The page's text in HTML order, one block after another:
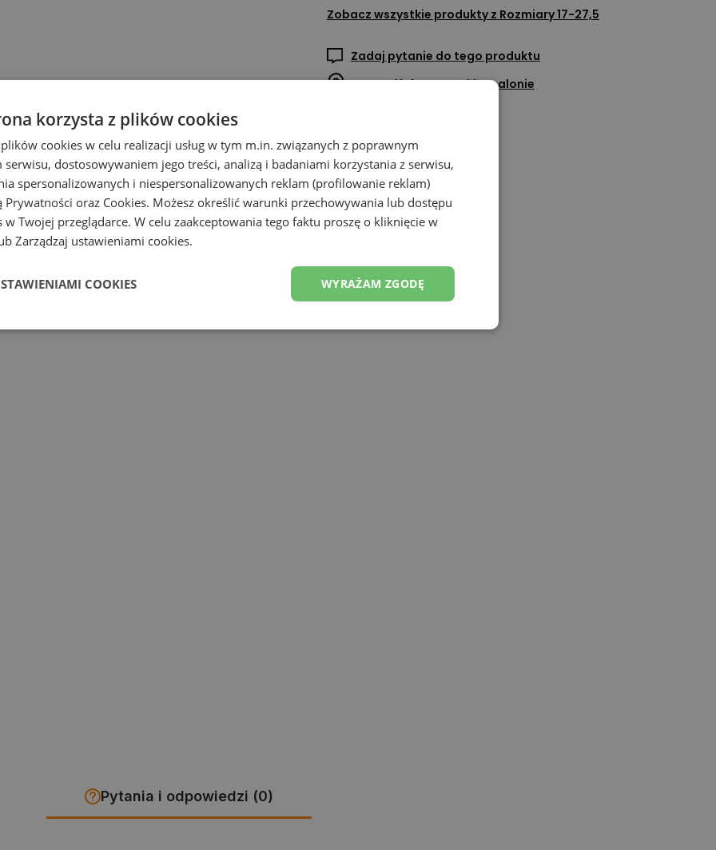
Zobacz wszystkie produkty z Rozmiary 17-27,5
Zadaj pytanie do tego produktu
Sprawdź dostępność w salonie
Porozmawiaj na czacie
Pytania i odpowiedzi (0)
korzysta z plików cookies
cookies w celu realizacji usług w tym m.in. związanych z poprawnym
dostosowywaniem jego treści, analizą i badaniami korzystania z serwisu,
spersonalizowanych i niespersonalizowanych reklam (profilowanie reklam)
Prywatności oraz Cookies. Możesz określić warunki przechowywania lub dostępu
Twojej przeglądarce. W celu zaakceptowania tego faktu proszę o kliknięcie w
Zarządzaj ustawieniami cookies.
WYRAŻAM ZGODĘ
COOKIES